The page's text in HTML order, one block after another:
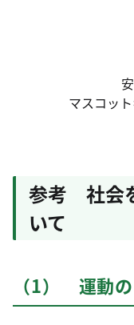
マスコッ
参考 社会
いて
（1） 運動